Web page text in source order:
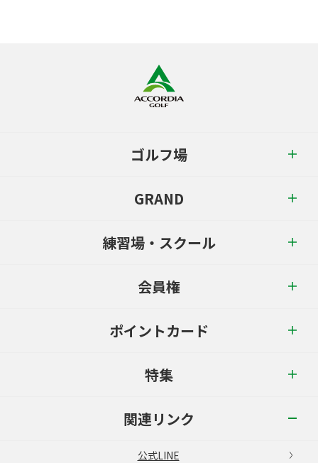
ゴルフ場
GRAND
練習場・スクール
会員権
ポイントカード
特集
関連リンク
公式LINE